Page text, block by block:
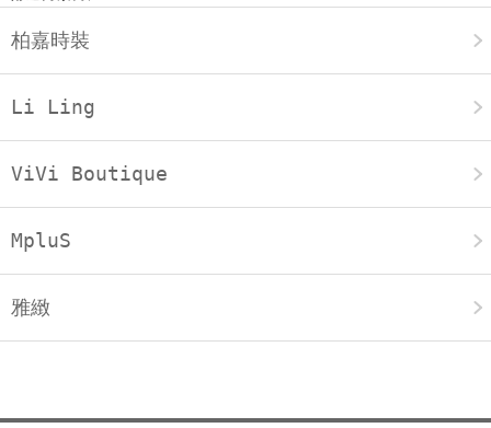
柏嘉時裝
Li Ling
ViVi Boutique
MpluS
雅緻